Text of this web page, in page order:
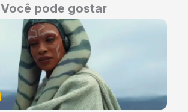
Você pode gostar